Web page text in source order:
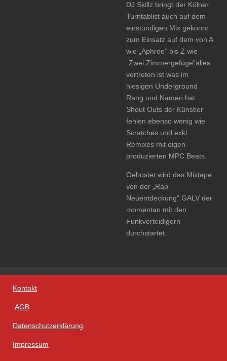
DJ Skillz bringt der Kölner
Turntablist auch auf dem
einstündigen Mix gekonnt
zum Einsatz auf dem von A
wie „Aphroe“ bis Z wie
„Zwei Zimmergefüge“alles
vertreten ist was im
hiesigen Underground
Rang und Namen hat.
Shout Outs der Künstler
fehlen ebenso wenig wie
Scratches und exkl.
Remixes mit eigen
produzierten MPC Beats.
Gehostet wird das Mixtape
von der „Rap
Neuentdeckung“ GALV der
momentan mit den
Funkverteidigern
durchstartet.
Kontakt
AGB
Datenschutzerklärung
Impressum